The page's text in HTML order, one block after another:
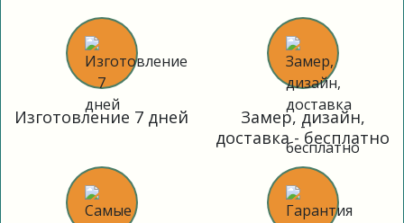
Изготовление 7 дней
Замер, дизайн,
доставка - бесплатно